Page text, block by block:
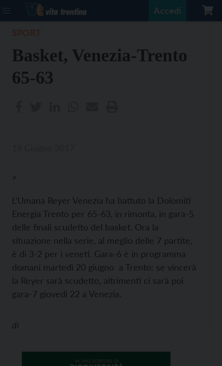
Accedi
Basket, Venezia-Trento
65-63
>
L’Umana Reyer Venezia ha battuto la Dolomiti
Energia Trento per 65-63, in rimonta, in gara-5
delle finali scudetto del basket. Ora la
situazione nella serie, al meglio delle 7 partite,
è di 3-2 per i veneti. Gara-6 è in programma
domani martedì 20 giugno a Trento: se vincerà
la Reyer sarà scudetto, altrimenti ci sarà poi
gara-7 giovedì 22 a Venezia.
di